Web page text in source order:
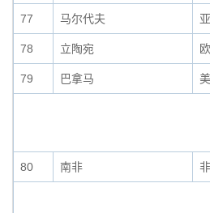
77 马尔代夫
78 立陶宛
79 巴拿马
80 南非